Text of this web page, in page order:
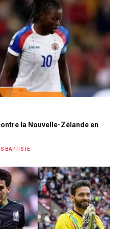
la Nouvelle-Zélande en
BAPTISTE